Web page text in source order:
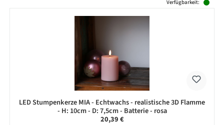
Verfügbarkeit:
LED Stumpenkerze MIA - Echtwachs - realistische 3D Flamme
- H: 10cm - D: 7,5cm - Batterie - rosa
Regulärer Preis:
20,39 €